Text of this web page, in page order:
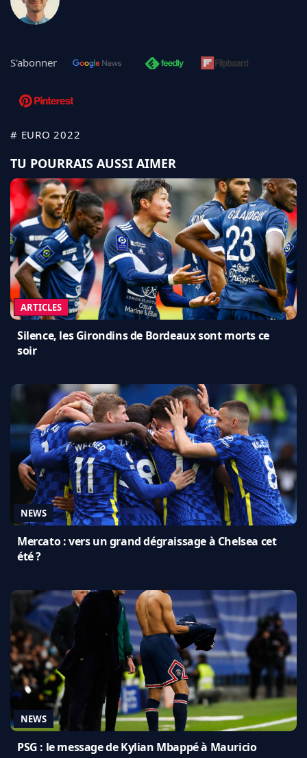
S'abonner
# EURO 2022
TU POURRAIS AUSSI AIMER
ARTICLES
Silence, les Girondins de Bordeaux sont morts ce
soir
NEWS
Mercato : vers un grand dégraissage à Chelsea cet
été ?
NEWS
PSG : le message de Kylian Mbappé à Mauricio